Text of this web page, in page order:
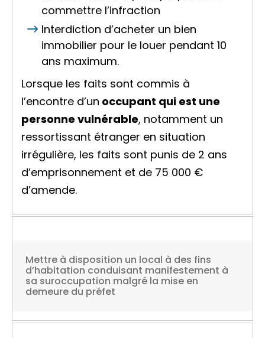
commettre l’infraction
Interdiction d’acheter un bien
immobilier pour le louer pendant 10
ans maximum.
Lorsque les faits sont commis à
l’encontre d’un occupant qui est une
personne vulnérable, notamment un
ressortissant étranger en situation
irrégulière, les faits sont punis de 2 ans
d’emprisonnement et de 75 000 €
d’amende.
Mettre à disposition un local à des fins
d’habitation conduisant manifestement à
sa suroccupation malgré la mise en
demeure du préfet